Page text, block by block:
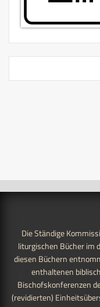
Die Ständige
liturgischen Bücher im
diesen Büchern
enthaltenen
Bischofskonferenzen
(revidierten)